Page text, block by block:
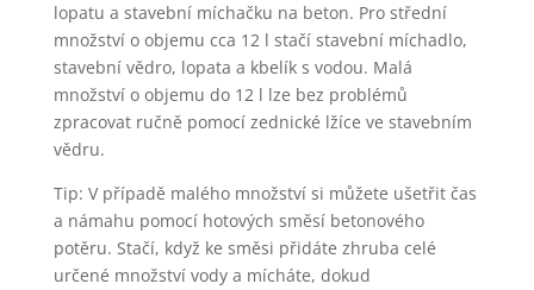
lopatu a stavební míchačku na beton. Pro střední
množství o objemu cca 12 l stačí stavební míchadlo,
stavební vědro, lopata a kbelík s vodou. Malá
množství o objemu do 12 l lze bez problémů
zpracovat ručně pomocí zednické lžíce ve stavebním
vědru.
Tip: V případě malého množství si můžete ušetřit čas
a námahu pomocí hotových směsí betonového
potěru. Stačí, když ke směsi přidáte zhruba celé
určené množství vody a mícháte, dokud